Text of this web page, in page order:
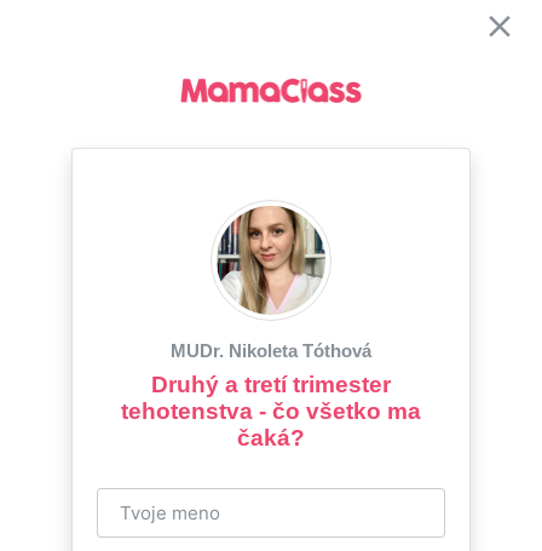
MUDr. Nikoleta Tóthová
Druhý a tretí trimester
tehotenstva - čo všetko ma
čaká?